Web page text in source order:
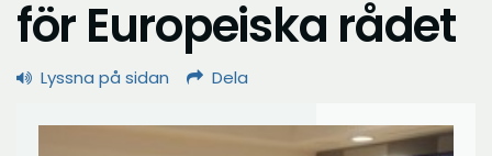
för Europeiska rådet
Lyssna på sidan Dela